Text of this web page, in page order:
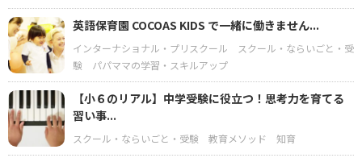
英語保育園 COCOAS KIDS で一緒に働きません...
インターナショナル・プリスクール
スクール・ならいごと・受
験
パパママの学習・スキルアップ
【小６のリアル】中学受験に役立つ！思考力を育てる
習い事...
スクール・ならいごと・受験 教育メソッド 知育